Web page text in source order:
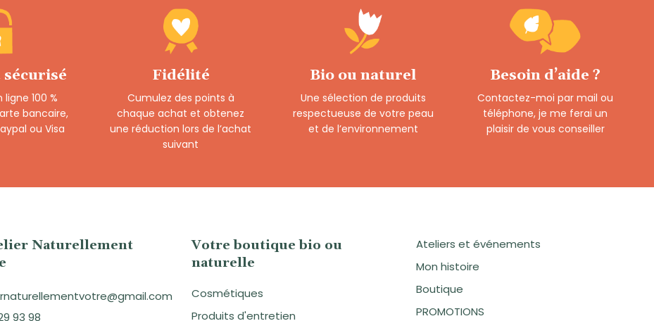
sécurisé
100 %
bancaire,
ou Visa
Fidélité
Cumulez des points à
chaque achat et obtenez
une réduction lors de l’achat
suivant
Bio ou naturel
Une sélection de produits
respectueuse de votre peau
et de l’environnement
Besoin d’aide ?
Contactez-moi par mail ou
téléphone, je me ferai un
plaisir de vous conseiller
Naturellement
93 98
Votre boutique bio ou
naturelle
Cosmétiques
Produits d'entretien
Ateliers et événements
Mon histoire
Boutique
PROMOTIONS